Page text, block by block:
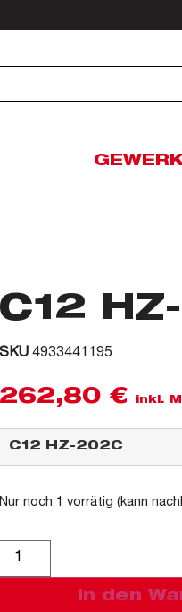
C12
SKU 4933441195
262,80 € inkl.
Nur noch 1 vorrätig (kann
In den